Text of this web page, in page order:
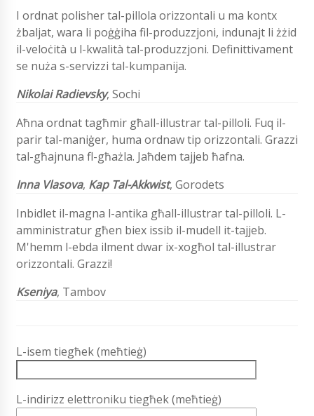
I ordnat polisher tal-pillola orizzontali u ma kontx
żbaljat, wara li poġġiha fil-produzzjoni, indunajt li żżid
il-veloċità u l-kwalità tal-produzzjoni. Definittivament
se nuża s-servizzi tal-kumpanija.
Nikolai Radievsky, Sochi
Aħna ordnat tagħmir għall-illustrar tal-pilloli. Fuq il-
parir tal-maniġer, huma ordnaw tip orizzontali. Grazzi
tal-għajnuna fl-għażla. Jaħdem tajjeb ħafna.
Inna Vlasova, Kap Tal-Akkwist, Gorodets
Inbidlet il-magna l-antika għall-illustrar tal-pilloli. L-
amministratur għen biex issib il-mudell it-tajjeb.
M'hemm l-ebda ilment dwar ix-xogħol tal-illustrar
orizzontali. Grazzi!
Kseniya, Tambov
L-isem tiegħek (meħtieġ)
L-indirizz elettroniku tiegħek (meħtieġ)